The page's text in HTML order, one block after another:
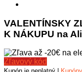
VALENTÍNSKY
K NÁKUPU na
Zľavový kód